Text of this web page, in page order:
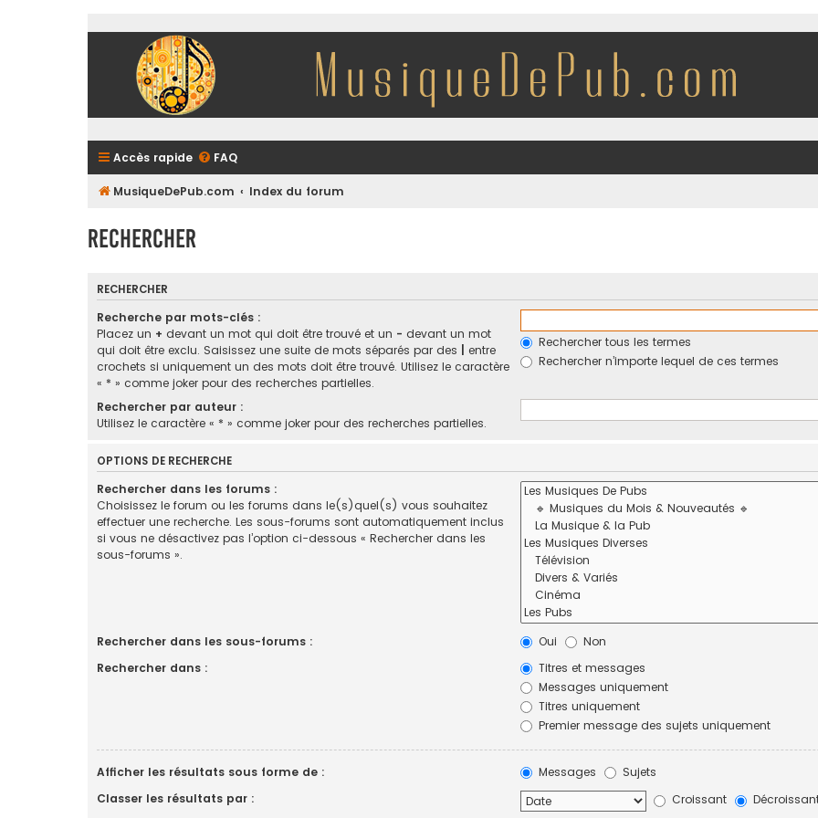
Accès rapide FAQ
MusiqueDePub.com Index du forum
Rechercher
RECHERCHER
Recherche par mots-clés :
Placez un + devant un mot qui doit être trouvé et un - devant un mot
qui doit être exclu. Saisissez une suite de mots séparés par des
entre
crochets si uniquement un des mots doit être trouvé. Utilisez le caractère
« * » comme joker pour des recherches partielles.
Rechercher tous les termes
Rechercher n’importe lequel de ces termes
Rechercher par auteur :
Utilisez le caractère « * » comme joker pour des recherches partielles.
OPTIONS DE RECHERCHE
Rechercher dans les forums :
Choisissez le forum ou les forums dans le(s)quel(s) vous souhaitez
effectuer une recherche. Les sous-forums sont automatiquement inclus
si vous ne désactivez pas l’option ci-dessous « Rechercher dans les
sous-forums ».
Rechercher dans les sous-forums : Oui
Non
Rechercher dans :
Titres et messages
Messages uniquement
Titres uniquement
Premier message des sujets uniquement
Afficher les résultats sous forme de : Messages
Sujets
Classer les résultats par :
Croissant